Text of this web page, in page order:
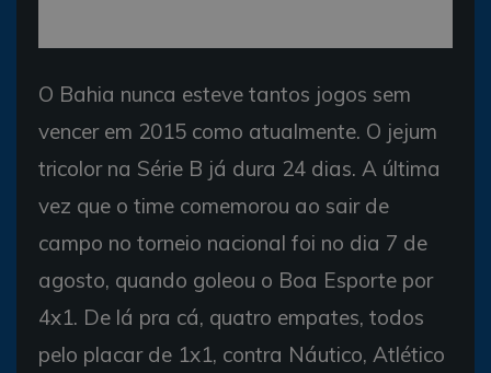
O Bahia nunca esteve tantos jogos sem
vencer em 2015 como atualmente. O jejum
tricolor na Série B já dura 24 dias. A última
vez que o time comemorou ao sair de
campo no torneio nacional foi no dia 7 de
agosto, quando goleou o Boa Esporte por
4x1. De lá pra cá, quatro empates, todos
pelo placar de 1x1, contra Náutico, Atlético